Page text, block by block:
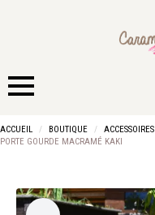
ACCUEIL BOUTIQUE ACCESSOIRES
PORTE GOURDE MACRAMÉ KAKI